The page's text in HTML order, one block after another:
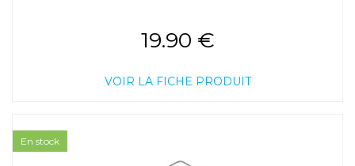
19.90 €
VOIR LA FICHE PRODUIT
En stock